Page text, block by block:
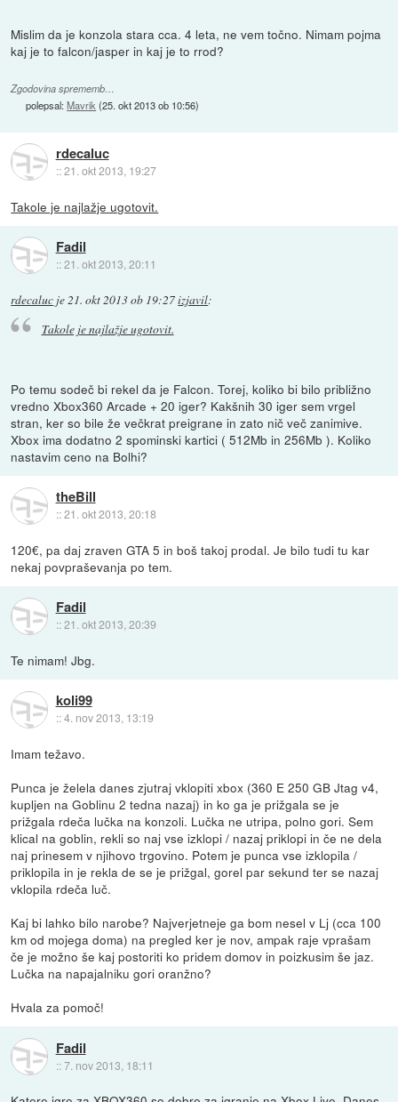
Mislim da je konzola stara cca. 4 leta, ne vem točno. Nimam pojma
kaj je to falcon/jasper in kaj je to rrod?
Zgodovina sprememb…
polepsal:Mavrik (25. okt 2013 ob 10:56)
rdecaluc
::21. okt 2013, 19:27
Takole je najlažje ugotovit.
Fadil
::21. okt 2013, 20:11
rdecaluc je 21. okt 2013 ob 19:27izjavil:
Takole je najlažje ugotovit.
Po temu sodeč bi rekel da je Falcon. Torej, koliko bi bilo približno
vredno Xbox360 Arcade + 20 iger? Kakšnih 30 iger sem vrgel
stran, ker so bile že večkrat preigrane in zato nič več zanimive.
Xbox ima dodatno 2 spominski kartici ( 512Mb in 256Mb ). Koliko
nastavim ceno na Bolhi?
theBill
::21. okt 2013, 20:18
120€, pa daj zraven GTA 5 in boš takoj prodal. Je bilo tudi tu kar
nekaj povpraševanja po tem.
Fadil
::21. okt 2013, 20:39
Te nimam! Jbg.
koli99
::4. nov 2013, 13:19
Imam težavo.
Punca je želela danes zjutraj vklopiti xbox (360 E 250 GB Jtag v4,
kupljen na Goblinu 2 tedna nazaj) in ko ga je prižgala se je
prižgala rdeča lučka na konzoli. Lučka ne utripa, polno gori. Sem
klical na goblin, rekli so naj vse izklopi / nazaj priklopi in če ne dela
naj prinesem v njihovo trgovino. Potem je punca vse izklopila /
priklopila in je rekla de se je prižgal, gorel par sekund ter se nazaj
vklopila rdeča luč.
Kaj bi lahko bilo narobe? Najverjetneje ga bom nesel v Lj (cca 100
km od mojega doma) na pregled ker je nov, ampak raje vprašam
če je možno še kaj postoriti ko pridem domov in poizkusim še jaz.
Lučka na napajalniku gori oranžno?
Hvala za pomoč!
Fadil
::7. nov 2013, 18:11